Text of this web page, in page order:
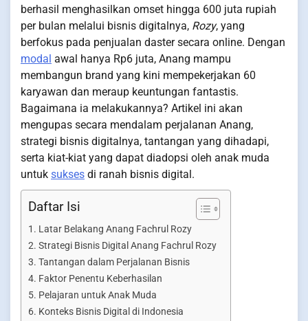
berhasil menghasilkan omset hingga 600 juta rupiah
per bulan melalui bisnis digitalnya, Rozy, yang
berfokus pada penjualan daster secara online. Dengan
modal awal hanya Rp6 juta, Anang mampu
membangun brand yang kini mempekerjakan 60
karyawan dan meraup keuntungan fantastis.
Bagaimana ia melakukannya? Artikel ini akan
mengupas secara mendalam perjalanan Anang,
strategi bisnis digitalnya, tantangan yang dihadapi,
serta kiat-kiat yang dapat diadopsi oleh anak muda
untuk sukses di ranah bisnis digital.
Daftar Isi
Latar Belakang Anang Fachrul Rozy
Strategi Bisnis Digital Anang Fachrul Rozy
Tantangan dalam Perjalanan Bisnis
Faktor Penentu Keberhasilan
Pelajaran untuk Anak Muda
Konteks Bisnis Digital di Indonesia